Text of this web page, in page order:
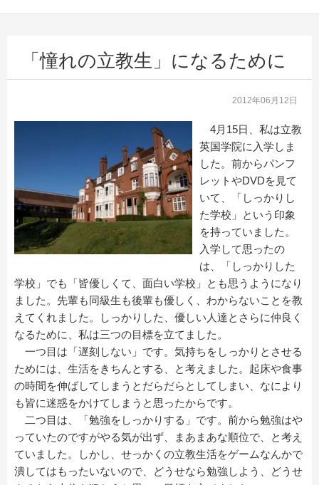
「憧れの立教生」になるために
2012年06月12日
4月15日、私は立教
英国学院に入学しま
した。前からパンフ
レットやDVDを見て
いて、「しっかりし
た学校」という印象
を持っていました。
入学して思ったの
は、「しっかりした
学校」でも「皆優しくて、面白い学校」とも思うようになり
ました。先輩も同級生も後輩も優しく、わからないことを教
えてくれました。しっかりした、優しい人達とさらに仲良く
なるために、私は三つの目標を立てました。
一つ目は「遅刻しない」です。気持ちをしっかりとさせる
ためには、生活をきちんとする、と考えました。起床や食事
の時間を伸ばしてしまうとだらだらとしてしまい、なにより
も皆に迷惑をかけてしまうと思ったからです。
二つ目は、「勉強をしっかりする」です。前から勉強はや
っていたのですがやる気が出ず、まあまあな順位で、と考え
ていました。しかし、せっかくの立教生活をゲームなんかで
潰してはもったいないので、どうせなら勉強しよう、どうせ